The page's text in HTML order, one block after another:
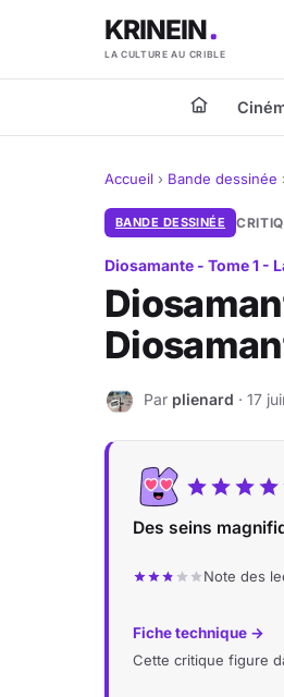
KRINEIN
LA CULTURE AU CRIBLE
Accueil › Bande dessinée
BANDE DESSINÉE
Diosamante - Tome 1 -
P Par plienard · 17
Des seins
Note des
Fiche technique →
Cette critique figure